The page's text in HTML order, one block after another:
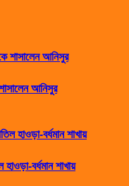
আনিসুর
বর্ধমান শাখায়